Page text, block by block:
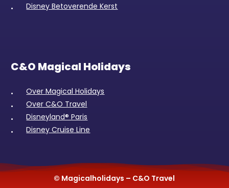
Disney Betoverende Kerst
C&O Magical Holidays
Over Magical Holidays
Over C&O Travel
Disneyland® Paris
Disney Cruise Line
© Magicalholidays – C&O Travel